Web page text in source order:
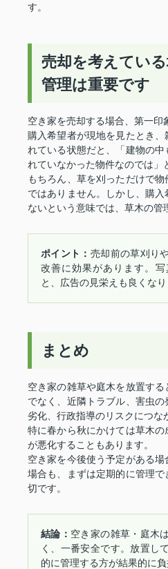
す。
売却を考えてい
管理は重要です
空き家を売却する場合、第一印
購入希望者が現地を見たとき
れている状態だと、「建物の中
れていなかった物件なのでは」
もちろん、草を刈っただけで
ではありません。しかし、購入
ないという意味では、草木の管
ポイント： 売却前の草刈り
改善に効果があります。写
と、広告の見栄えも良くなり
まとめ
空き家の雑草や庭木を放置す
でなく、近隣トラブル、害虫
劣化、行政指導のリスクにつな
特に春から秋にかけては草木
が悪化することもあります。
空き家を今後使う予定がある
場合も、まずは定期的に管理
切です。
結論： 空き家の雑草・庭木
く、一番安全です。放置し
的に管理する方が結果的に負